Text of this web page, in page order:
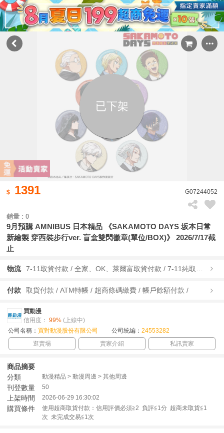
已下架
1391 G07244052
銷量 : 0
9月預購 AMNIBUS 日本精品 《SAKAMOTO DAYS 坂本日常
新繪製 穿西裝步行ver. 盲盒雙閃徽章(單位/BOX)》 2026/7/17截
止
物流
付款 取貨付款 / ATM轉帳 / 超商條碼繳費 / 帳戶餘額付款 /
買動漫
信用度： 99% (上線中)
公司名稱： 買對動漫股份有限公司 公司統編： 24553282
逛賣場
賣家介紹 私訊賣家
商品摘要
分類
動漫精品 > 動漫周邊 > 其他周邊
刊登數量 50
上架時間 2026-06-29 16:30:02
購買條件
使用超商取貨付款：信用評價必須≧2 負評≦1分 超商未取貨≦1
次 未完成交易≦1次